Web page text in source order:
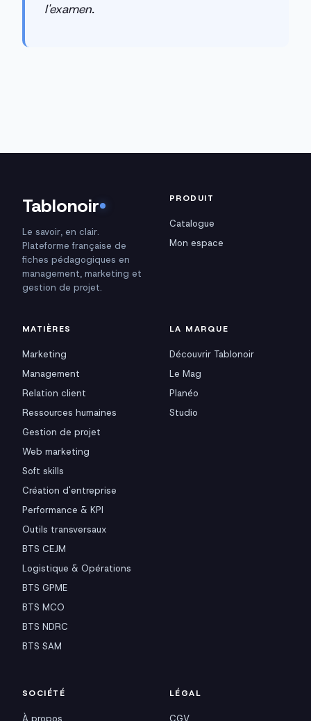
l'examen.
Tablonoir
Le savoir, en clair.
Plateforme française de
fiches pédagogiques en
management, marketing et
gestion de projet.
PRODUIT
Catalogue
Mon espace
MATIÈRES
Marketing
Management
Relation client
Ressources humaines
Gestion de projet
Web marketing
Soft skills
Création d'entreprise
Performance & KPI
Outils transversaux
BTS CEJM
Logistique & Opérations
BTS GPME
BTS MCO
BTS NDRC
BTS SAM
LA MARQUE
Découvrir Tablonoir
Le Mag
Planéo
Studio
SOCIÉTÉ LÉGAL